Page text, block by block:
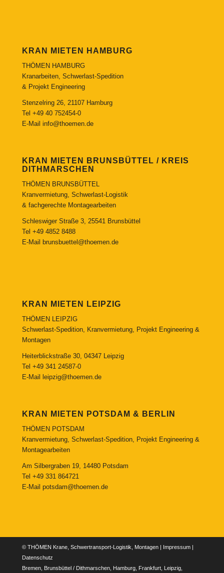
KRAN MIETEN HAMBURG
THÖMEN HAMBURG
Kranarbeiten, Schwerlast-Spedition
& Projekt Engineering
Stenzelring 26, 21107 Hamburg
Tel +49 40 752454-0
E-Mail info@thoemen.de
KRAN MIETEN BRUNSBÜTTEL / KREIS
DITHMARSCHEN
THÖMEN BRUNSBÜTTEL
Kranvermietung, Schwerlast-Logistik
& fachgerechte Montagearbeiten
Schleswiger Straße 3, 25541 Brunsbüttel
Tel +49 4852 8488
E-Mail
brunsbuettel@thoemen.de
KRAN MIETEN LEIPZIG
THÖMEN LEIPZIG
Schwerlast-Spedition, Kranvermietung, Projekt Engineering &
Montagen
Heiterblickstraße 30, 04347 Leipzig
Tel +49 341 24587-0
E-Mail
leipzig@thoemen.de
KRAN MIETEN POTSDAM & BERLIN
THÖMEN POTSDAM
Kranvermietung, Schwerlast-Spedition, Projekt Engineering &
Montagearbeiten
Am Silbergraben 19, 14480 Potsdam
Tel +49 331 864721
E-Mail potsdam@thoemen.de
© THÖMEN Krane, Schwertransport-Logistik, Montagen | Impressum|
Datenschutz
Bremen, Brunsbüttel / Dithmarschen, Hamburg, Frankfurt, Leipzig,